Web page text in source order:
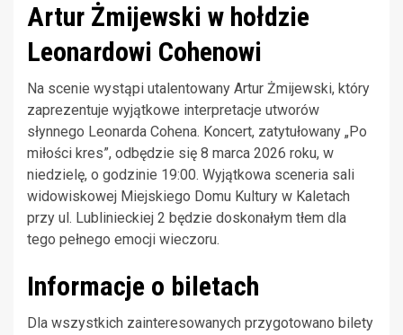
Artur Żmijewski w hołdzie
Leonardowi Cohenowi
Na scenie wystąpi utalentowany Artur Żmijewski, który
zaprezentuje wyjątkowe interpretacje utworów
słynnego Leonarda Cohena. Koncert, zatytułowany „Po
miłości kres”, odbędzie się 8 marca 2026 roku, w
niedzielę, o godzinie 19:00. Wyjątkowa sceneria sali
widowiskowej Miejskiego Domu Kultury w Kaletach
przy ul. Lublinieckiej 2 będzie doskonałym tłem dla
tego pełnego emocji wieczoru.
Informacje o biletach
Dla wszystkich zainteresowanych przygotowano bilety